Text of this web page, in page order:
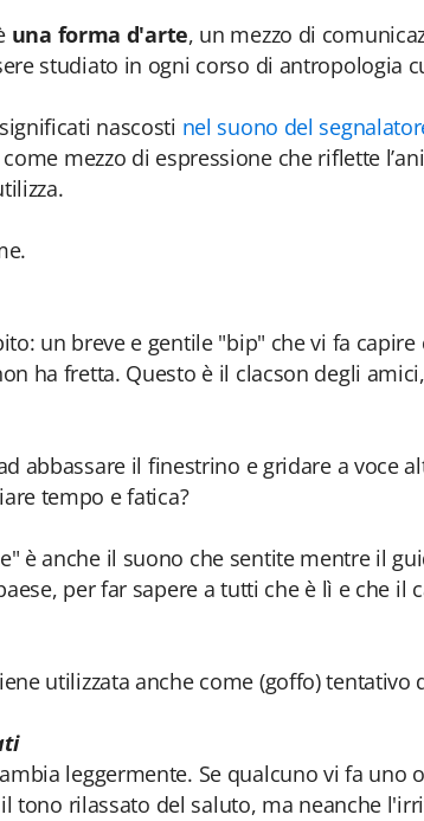
una forma d'arte, un mezzo di
studiato in ogni corso di antropologia
nascosti nel suono del
mezzo di espressione che riflette
un breve e gentile "bip" che vi fa
ha fretta. Questo è il clacson degli
abbassare il finestrino e gridare a voce
tempo e fatica?
è anche il suono che sentite mentre il
per far sapere a tutti che è lì e che il
utilizzata anche come (goffo) tentativo
leggermente. Se qualcuno vi fa uno
tono rilassato del saluto, ma neanche